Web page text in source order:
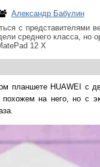
Александр Бабулин
с представителями
среднего класса, но
12 X
планшете HUAWEI с
на него, но с